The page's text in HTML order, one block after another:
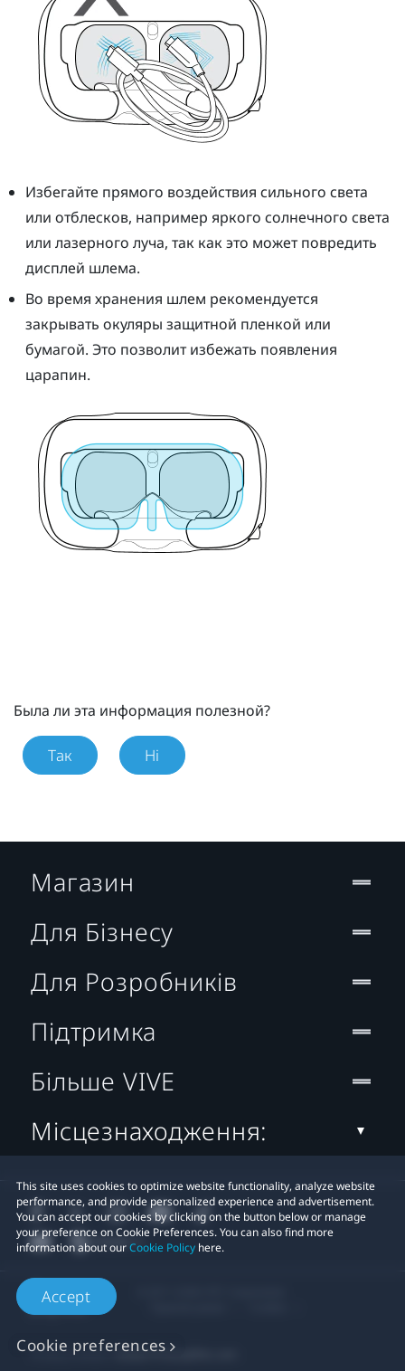
Избегайте прямого воздействия сильного света
или отблесков, например яркого солнечного света
или лазерного луча, так как это может повредить
дисплей шлема.
Во время хранения шлем рекомендуется
закрывать окуляры защитной пленкой или
бумагой. Это позволит избежать появления
царапин.
Была ли эта информация полезной?
Так Ні
This site uses cookies to optimize website functionality, analyze website
performance, and provide personalized experience and advertisement.
You can accept our cookies by clicking on the button below or manage
your preference on Cookie Preferences. You can also find more
information about ourCookie Policy here.
Accept
Cookie preferences
Магазин
Для Бізнесу
Для Розробників
Підтримка
Більше VIVE
Місцезнаходження:
Privacy Contact:Global-Privacy@htc.com